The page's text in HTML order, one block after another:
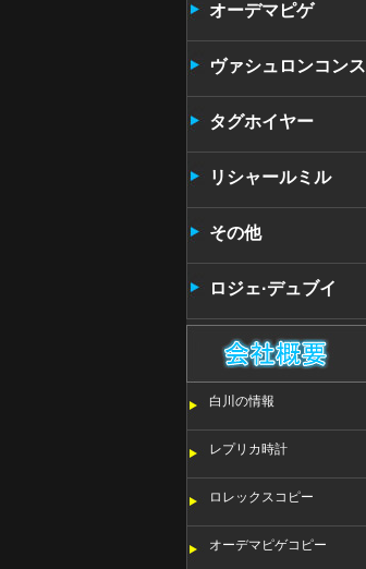
オーデマピゲ
ヴァシュロンコンス
タンタン
タグホイヤー
リシャールミル
その他
ロジェ·デュブイ
白川の情報
レプリカ時計
ロレックスコピー
オーデマピゲコピー